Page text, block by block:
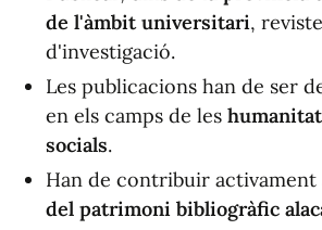
de l'àmbit universitari,
d'investigació.
Les publicacions han de ser
en els camps de les
socials.
Han de contribuir activament
del patrimoni bibliogràfic